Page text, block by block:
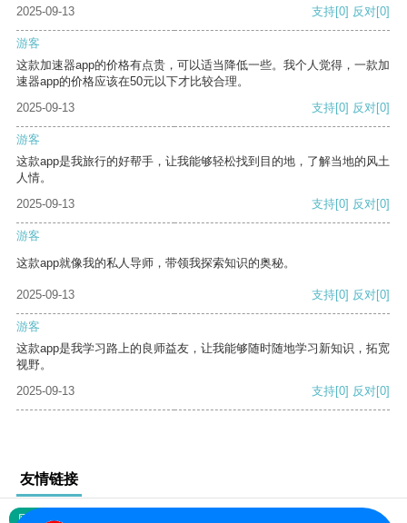
2025-09-13
支持[0] 反对[0]
游客
这款加速器app的价格有点贵，可以适当降低一些。我个人觉得，一款加
速器app的价格应该在50元以下才比较合理。
2025-09-13
支持[0] 反对[0]
游客
这款app是我旅行的好帮手，让我能够轻松找到目的地，了解当地的风土
人情。
2025-09-13
支持[0] 反对[0]
游客
这款app就像我的私人导师，带领我探索知识的奥秘。
2025-09-13 支持[0] 反对[0]
游客
这款app是我学习路上的良师益友，让我能够随时随地学习新知识，拓宽
视野。
2025-09-13
支持[0] 反对[0]
友情链接
网站地图